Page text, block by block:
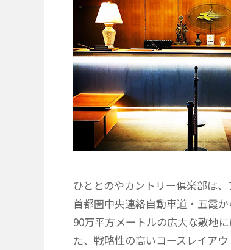
ひととのやカントリー倶楽部は
首都圏中央連絡自動車道・五霞
90万平方メートルの広大な敷地
た、戦略性の高いコースレイアウ